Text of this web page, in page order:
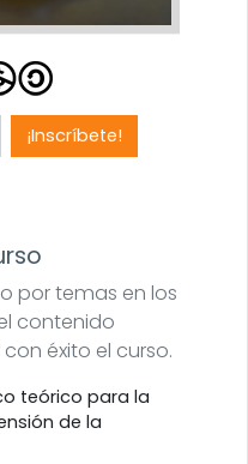
¡Inscríbete!
por temas en los
contenido
éxito el curso.
teórico para la
de la